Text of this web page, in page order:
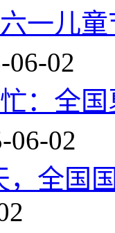
一儿
06-02
：全
06-02
，全国